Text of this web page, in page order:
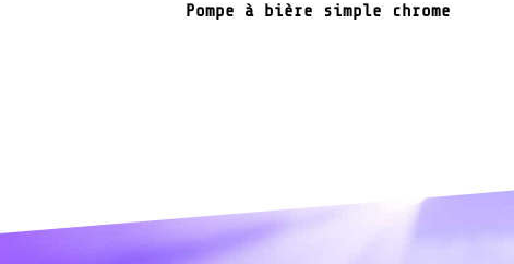
Pompe à bière simple chrome